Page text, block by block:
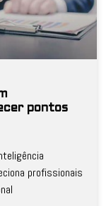
pontos
profissionais